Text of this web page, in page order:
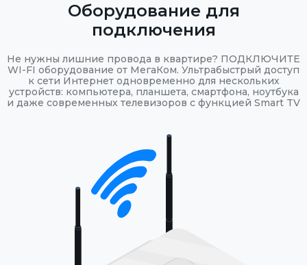
Оборудование для
подключения
Не нужны лишние провода в квартире? ПОДКЛЮЧИТЕ
WI-FI оборудование от МегаКом. Ультрабыстрый доступ
к сети Интернет одновременно для нескольких
устройств: компьютера, планшета, смартфона, ноутбука
и даже современных телевизоров с функцией Smart TV